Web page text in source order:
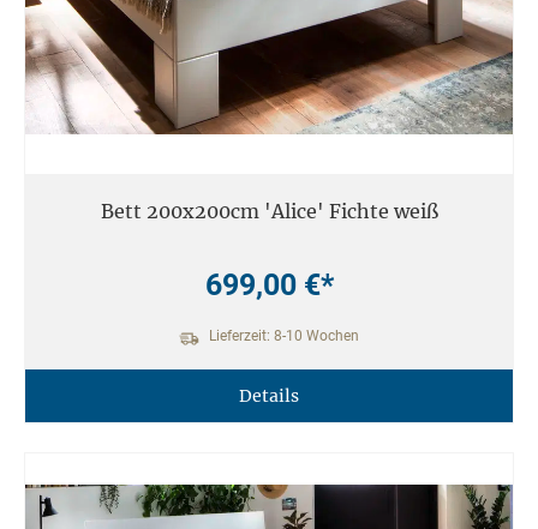
Bett 200x200cm 'Alice' Fichte weiß
699,00 €*
Lieferzeit: 8-10 Wochen
Details